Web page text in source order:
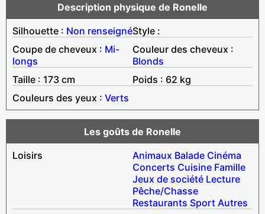
Description physique de Ronelle
Silhouette : Non renseignéStyle :
Coupe de cheveux : Mi-
longs
Couleur des cheveux :
Blonds
Taille : 173 cm
Poids : 62 kg
Couleurs des yeux : Verts
Les goûts de Ronelle
Loisirs
Animaux Balade Cinéma
Concerts Cuisine Famille
Jeux de société Lecture
Pêche/Chasse
Restaurants Sport Autres